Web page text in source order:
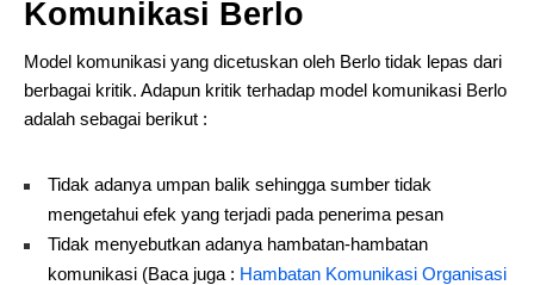
Komunikasi Berlo
Model komunikasi yang dicetuskan oleh Berlo tidak lepas dari
berbagai kritik. Adapun kritik terhadap model komunikasi Berlo
adalah sebagai berikut :
Tidak adanya umpan balik sehingga sumber tidak
mengetahui efek yang terjadi pada penerima pesan
Tidak menyebutkan adanya hambatan-hambatan
komunikasi (Baca juga : Hambatan Komunikasi Organisasi